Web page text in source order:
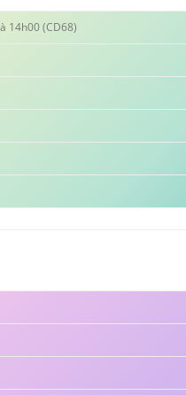
RÉSULTATS CDC OPEN 2026
14h00 (CD68)